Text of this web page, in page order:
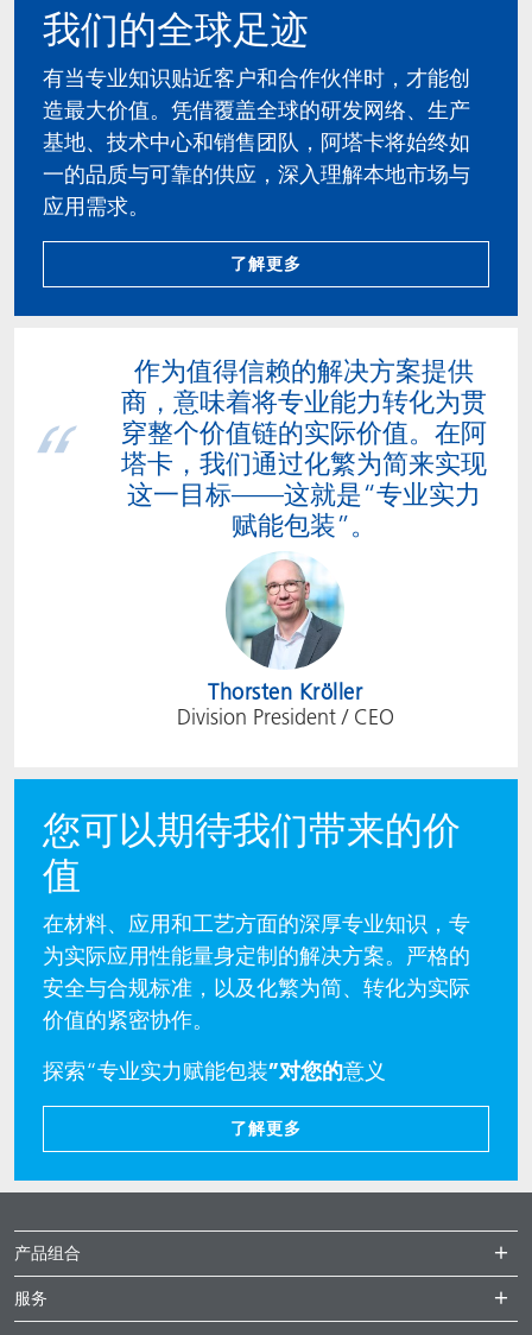
我们的全球足迹
有当专业知识贴近客户和合作伙伴时，才能创
造最大价值。凭借覆盖全球的研发网络、生产
基地、技术中心和销售团队，阿塔卡将始终如
一的品质与可靠的供应，深入理解本地市场与
应用需求。
了解更多
作为值得信赖的解决方案提供
商，意味着将专业能力转化为贯
穿整个价值链的实际价值。在阿
塔卡，我们通过化繁为简来实现
这一目标——这就是“专业实力
赋能包装”。
Thorsten Kröller
Division President / CEO
您可以期待我们带来的价
值
在材料、应用和工艺方面的深厚专业知识，专
为实际应用性能量身定制的解决方案。严格的
安全与合规标准，以及化繁为简、转化为实际
价值的紧密协作。
探索“专业实力赋能包装”对您的意义
了解更多
产品组合
服务